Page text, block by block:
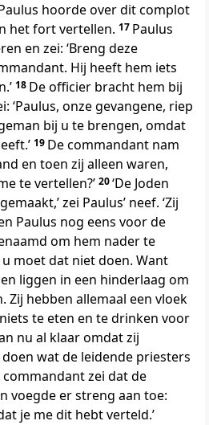
hoorde over dit complot
het fort vertellen. 17 Paulus
en zei: ‘Breng deze
Hij heeft hem iets
18 De officier bracht hem bij
‘Paulus, onze gevangene, riep
bij u te brengen, omdat
19 De commandant nam
en toen zij alleen waren,
te vertellen?’ 20‘De Joden
zei Paulusʼ neef. ‘Zij
Paulus nog eens voor de
om hem nader te
moet dat niet doen. Want
liggen in een hinderlaag om
Zij hebben allemaal een vloek
te eten en te drinken voor
nu al klaar omdat zij
wat de leidende priesters
commandant zei dat de
voegde er streng aan toe:
je me dit hebt verteld.’